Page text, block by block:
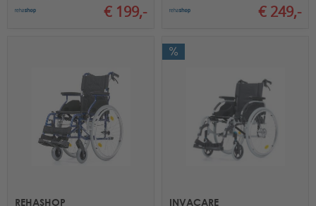
€ 199,- € 249,-
REHASHOP INVACARE